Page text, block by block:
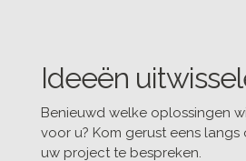
Ideeën
Benieuwd welke oplossingen
voor u? Kom gerust eens langs
uw project te bespreken.